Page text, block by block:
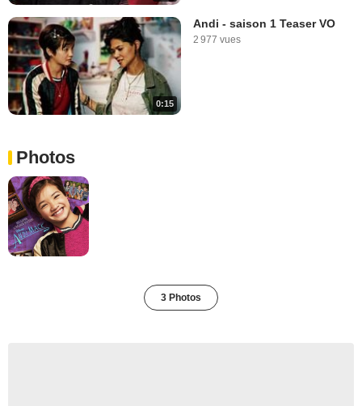
0:15
Andi - saison 1 Teaser VO
2 977 vues
Photos
3 Photos